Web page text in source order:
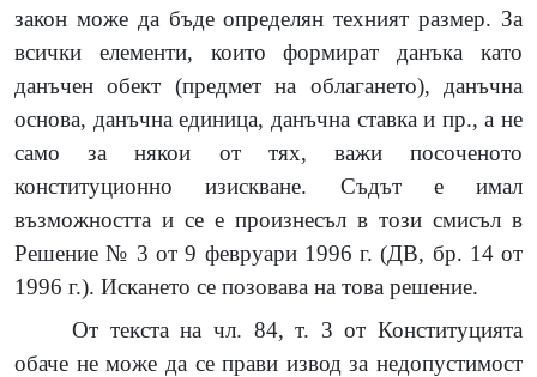
закон може да бъде определян техният размер. За
всички елементи, които формират данъка като
данъчен обект (предмет на облагането), данъчна
основа, данъчна единица, данъчна ставка и пр., а не
само за някои от тях, важи посоченото
конституционно изискване. Съдът е имал
възможността и се е произнесъл в този смисъл в
Решение № 3 от 9 февруари 1996 г. (ДВ, бр. 14 от
1996 г.). Искането се позовава на това решение.
От текста на чл. 84, т. 3 от Конституцията
обаче не може да се прави извод за недопустимост